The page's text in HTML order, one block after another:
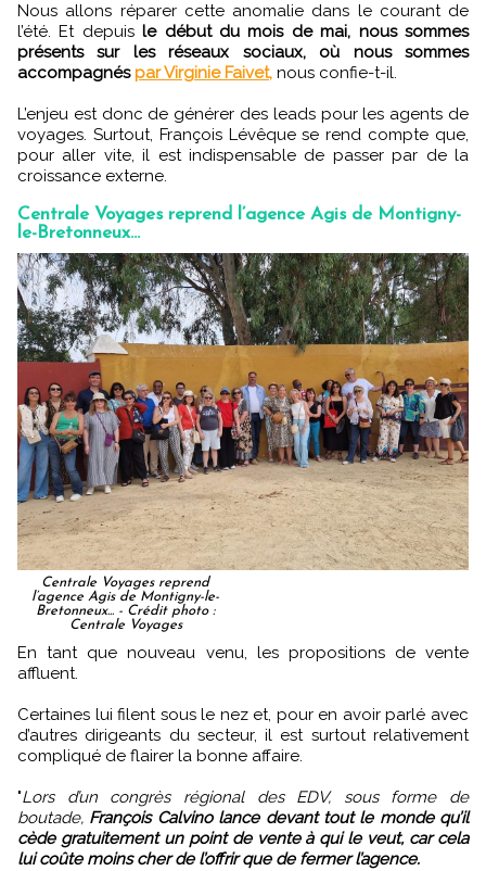
Nous allons réparer cette anomalie dans le courant de
l’été. Et depuisle début du mois de mai, nous sommes
présents sur les réseaux sociaux, où nous sommes
accompagnés par Virginie Faivet, nous confie-t-il.
L’enjeu est donc de générer des leads pour les agents de
voyages. Surtout, François Lévêque se rend compte que,
pour aller vite, il est indispensable de passer par de la
croissance externe.
Centrale Voyages reprend l’agence Agis de Montigny-
le-Bretonneux...
Centrale Voyages reprend
l’agence Agis de Montigny-le-
Bretonneux... - Crédit photo :
Centrale Voyages
En tant que nouveau venu, les propositions de vente
affluent.
Certaines lui filent sous le nez et, pour en avoir parlé avec
d’autres dirigeants du secteur, il est surtout relativement
compliqué de flairer la bonne affaire.
"Lors d’un congrès régional des EDV, sous forme de
boutade, François Calvino lance devant tout le monde qu’il
cède gratuitement un point de vente à qui le veut, car cela
lui coûte moins cher de l’offrir que de fermer l’agence.